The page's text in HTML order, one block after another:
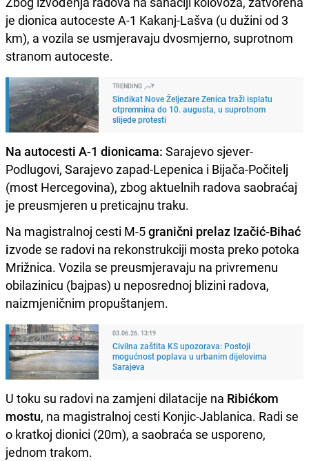
je dionica autoceste A-1 Kakanj-Lašva (u dužini od 3
km), a vozila se usmjeravaju dvosmjerno, suprotnom
stranom autoceste.
TRENDING
Sindikat Nove Željezare Zenica traži isplatu
otpremnina do 10. augusta, u suprotnom
slijede protesti
Na autocesti A-1 dionicama: Sarajevo sjever-
Podlugovi, Sarajevo zapad-Lepenica i Bijača-Počitelj
(most Hercegovina), zbog aktuelnih radova saobraćaj
je preusmjeren u preticajnu traku.
Na magistralnoj cesti M-5granični prelaz Izačić-Bihać
izvode se radovi na rekonstrukciji mosta preko potoka
Mrižnica. Vozila se preusmjeravaju na privremenu
obilazinicu (bajpas) u neposrednoj blizini radova,
naizmjeničnim propuštanjem.
03.06.26. 13:19
Civilna zaštita KS upozorava: Postoji
mogućnost poplava u urbanim dijelovima
Sarajeva
U toku su radovi na zamjeni dilatacije na Ribićkom
mostu, na magistralnoj cesti Konjic-Jablanica. Radi se
o kratkoj dionici (20m), a saobraća se usporeno,
jednom trakom.